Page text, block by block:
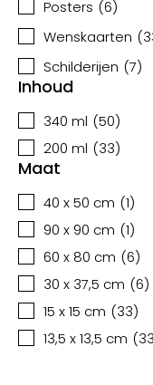
Posters (6)
Wenskaarten (
Schilderijen (7)
Inhoud
340 ml (50)
200 ml (33)
Maat
40 x 50 cm (1)
90 x 90 cm (1)
60 x 80 cm (6)
30 x 37,5 cm (6)
15 x 15 cm (33)
13,5 x 13,5 cm (33